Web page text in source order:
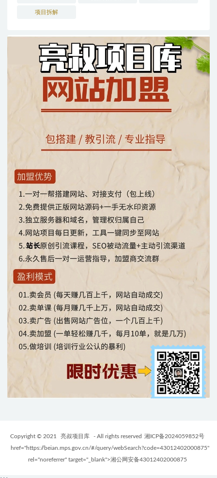
项目拆解
Copyright © 2021 亮叔项目库 - All rights reserved 湘ICP备2024059852号
href="https://beian.mps.gov.cn/#/query/webSearch?code=43012402000875"
rel="noreferrer" target="_blank">湘公网安备43012402000875